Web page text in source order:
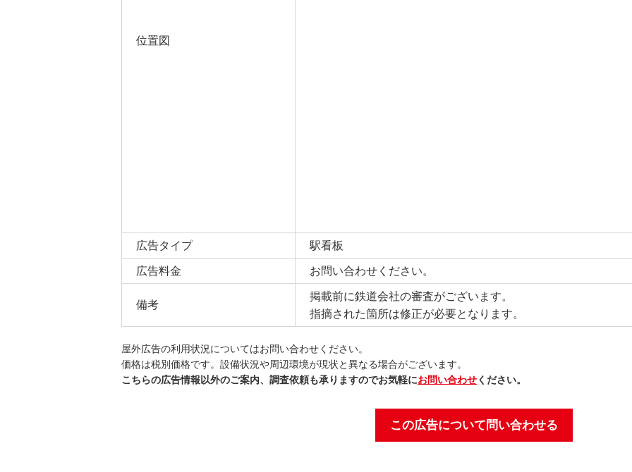
位置図
広告タイプ 駅看板
広告料金 お問い合わせください。
備考
掲載前に鉄道会社の審査がございます。
指摘された箇所は修正が必要となります。
屋外広告の利用状況についてはお問い合わせください。
価格は税別価格です。設備状況や周辺環境が現状と異なる場合がございます。
こちらの広告情報以外のご案内、調査依頼も承りますのでお気軽にお問い合わせください。
この広告について問い合わせる